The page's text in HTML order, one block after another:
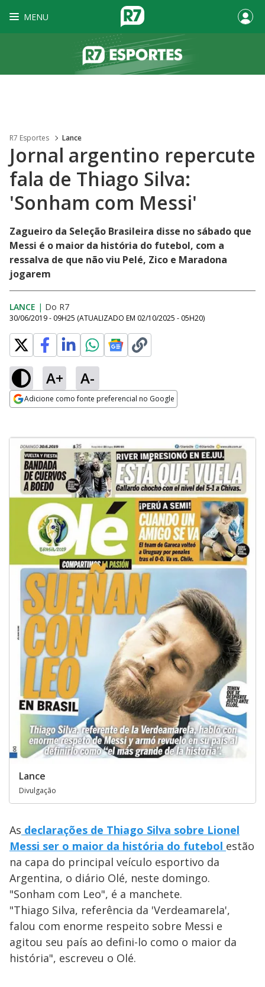
MENU
R7 Esportes Lance
Jornal argentino repercute
fala de Thiago Silva:
'Sonham com Messi'
Zagueiro da Seleção Brasileira disse no sábado que
Messi é o maior da história do futebol, com a
ressalva de que não viu Pelé, Zico e Maradona
jogarem
LANCE | Do R7
30/06/2019 - 09H25 (ATUALIZADO EM 02/10/2025 - 05H20)
A+ A-
Adicione como fonte preferencial no Google
Lance
Divulgação
As declarações de Thiago Silva sobre Lionel
Messi ser o maior da história do futebol estão
na capa do principal veículo esportivo da
Argentina, o diário Olé, neste domingo.
"Sonham com Leo", é a manchete.
"Thiago Silva, referência da 'Verdeamarela',
falou com enorme respeito sobre Messi e
agitou seu país ao defini-lo como o maior da
história", escreveu o Olé.